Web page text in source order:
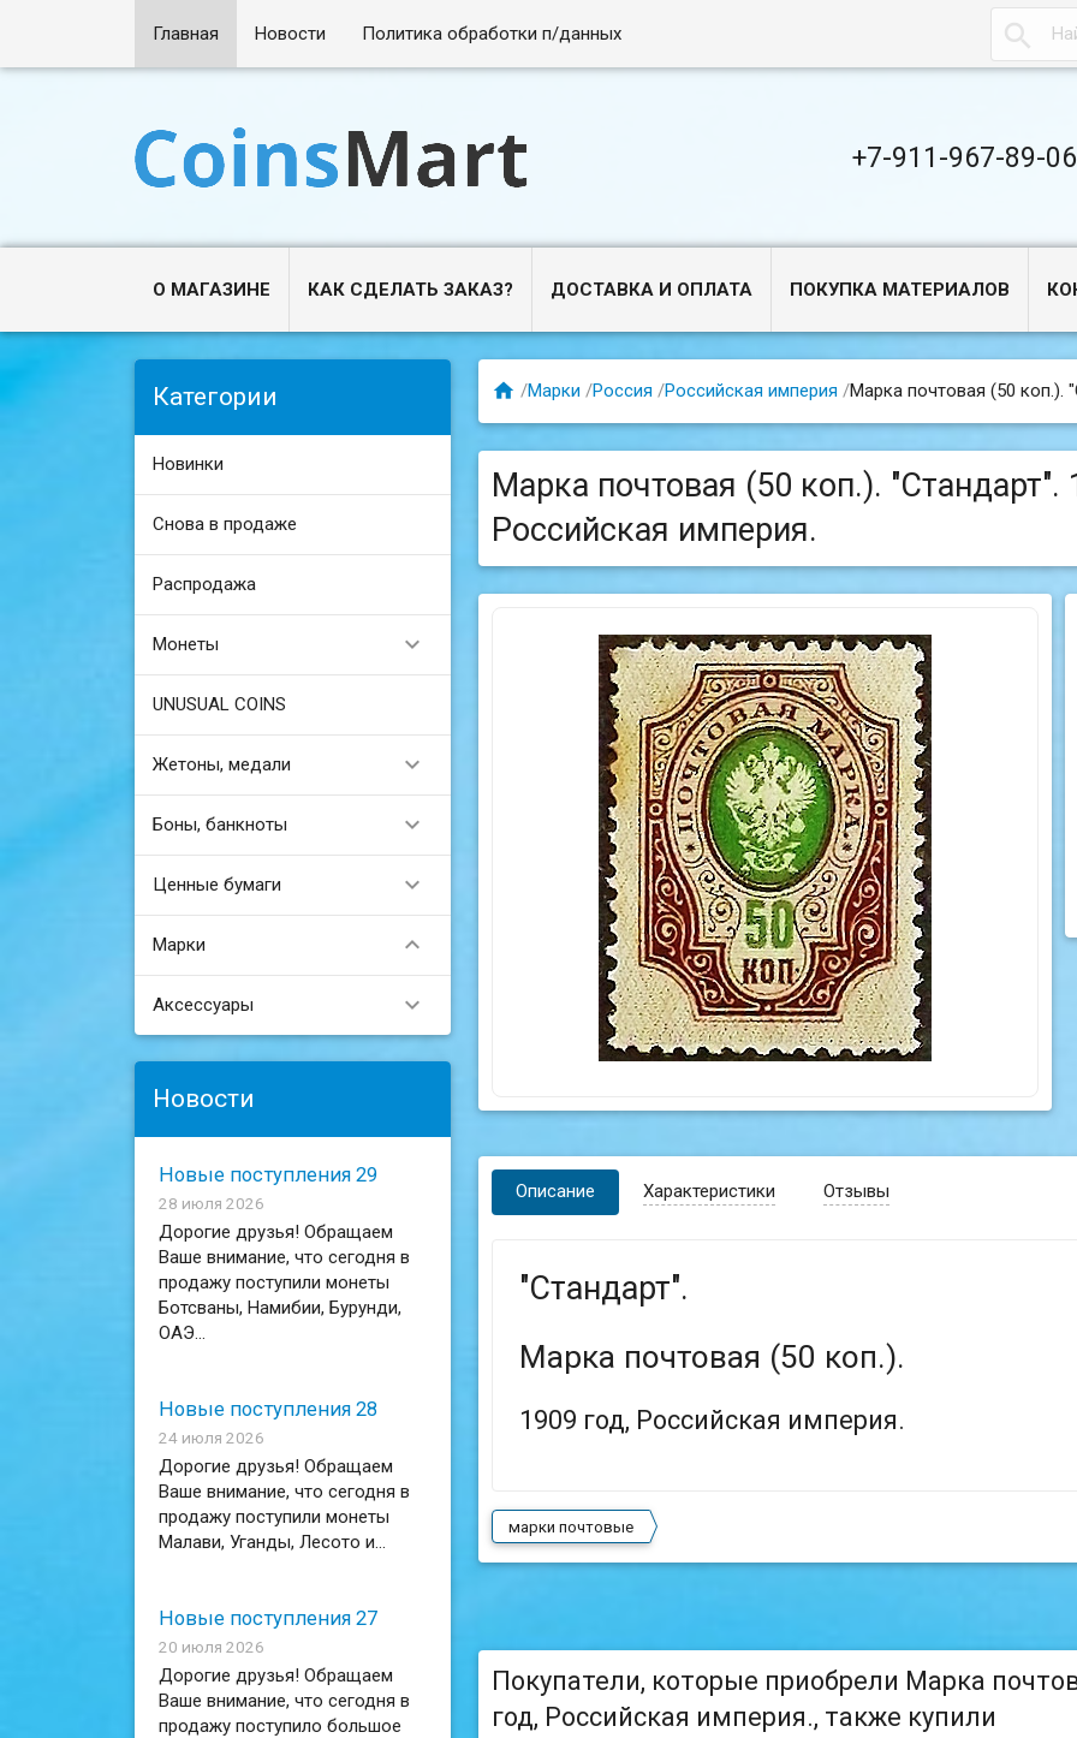
Главная Новости Политика обработки п/данных 
+7-911-967-89-06
О МАГАЗИНЕ КАК СДЕЛАТЬ ЗАКАЗ? ДОСТАВКА И ОПЛАТА ПОКУПКА МАТЕРИАЛОВ
Категории
Новинки
Снова в продаже
Распродажа
Монеты 
UNUSUAL COINS
Жетоны, медали 
Боны, банкноты 
Ценные бумаги 
Марки 
Аксессуары 
Новости
Новые поступления 29
28 июля 2026
Дорогие друзья! Обращаем
Ваше внимание, что сегодня в
продажу поступили монеты
Ботсваны, Намибии, Бурунди,
ОАЭ...
Новые поступления 28
24 июля 2026
Дорогие друзья! Обращаем
Ваше внимание, что сегодня в
продажу поступили монеты
Малави, Уганды, Лесото и...
Новые поступления 27
20 июля 2026
Дорогие друзья! Обращаем
Ваше внимание, что сегодня в
продажу поступило большое
 /Марки /Россия /Российская империя /Марка почтовая (50 коп.).
Марка почтовая (50 коп.). "Стандарт".
Российская империя.
Описание Характеристики Отзывы
"Стандарт".
Марка почтовая (50 коп.).
1909 год, Российская империя.
марки почтовые
Покупатели, которые приобрели Марка
год, Российская империя., также купили